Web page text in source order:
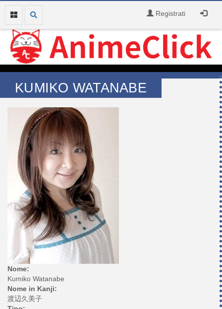
Registrati
KUMIKO WATANABE
Nome:
Kumiko Watanabe
Nome in Kanji:
渡辺久美子